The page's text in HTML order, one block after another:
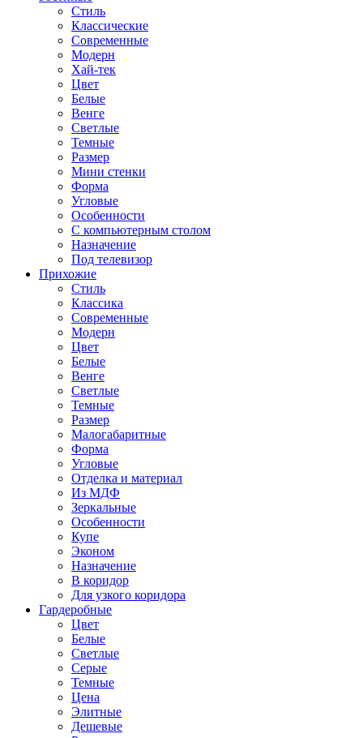
Стиль
Классические
Современные
Модерн
Хай-тек
Цвет
Белые
Венге
Светлые
Темные
Размер
Мини стенки
Форма
Угловые
Особенности
С компьютерным столом
Назначение
Под телевизор
Прихожие
Стиль
Классика
Современные
Модерн
Цвет
Белые
Венге
Светлые
Темные
Размер
Малогабаритные
Форма
Угловые
Отделка и материал
Из МДФ
Зеркальные
Особенности
Купе
Эконом
Назначение
В коридор
Для узкого коридора
Гардеробные
Цвет
Белые
Светлые
Серые
Темные
Цена
Элитные
Дешевые